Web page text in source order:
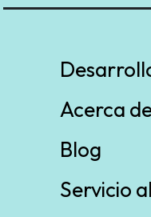
Acerca
Blog
Servicio